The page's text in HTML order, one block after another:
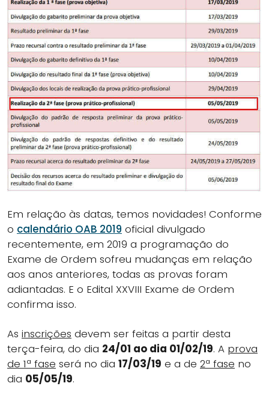
Em relação às datas, temos novidades! Conforme
o calendário OAB 2019 oficial divulgado
recentemente, em 2019 a programação do
Exame de Ordem sofreu mudanças em relação
aos anos anteriores, todas as provas foram
adiantadas. E o Edital XXVIII Exame de Ordem
confirma isso.
As inscrições devem ser feitas a partir desta
terça-feira, do dia 24/01 ao dia 01/02/19. A prova
de 1ª fase será no dia 17/03/19 e a de 2ª fase no
dia 05/05/19.